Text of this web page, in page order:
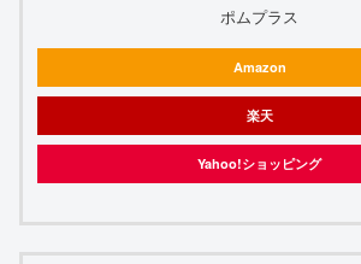
ポムプラス
Amazon
楽天
Yahoo!ショッピング